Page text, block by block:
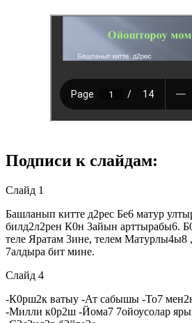
Подписи к слайдам:
Слайд 1
Башланып китте д2рес Бе6 матур
билд2л2рен К0н 3айын арттырабы6.
теле Яратам 3ине, телем Матурлы4ы8
7алдыра бит мине.
Слайд 4
-К0рш2к ватыу -Ат сабышы -То7
-Милли к0р2ш -Йома7 7ойоусолар